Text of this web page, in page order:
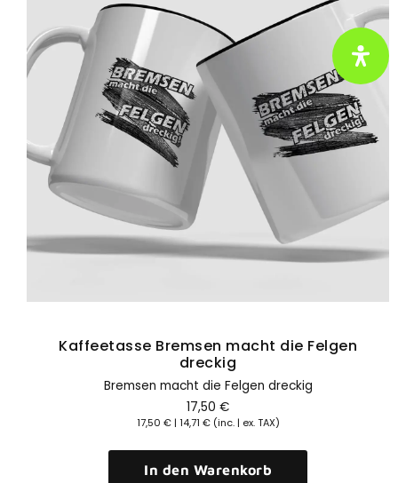
Rennsport-Vibes und einer Prise
Humor aufpeppen. Perfekt für
Motorsportbegeisterte und alle, die
ihre Leidenschaft mit Stil und
Selbstironie zeigen wollen.
Hier klicken
Kaffeetasse Bremsen macht die Felgen
dreckig
Bremsen macht die Felgen dreckig
17,50 €
17,50 €| 14,71 €(inc. | ex. TAX)
In den Warenkorb